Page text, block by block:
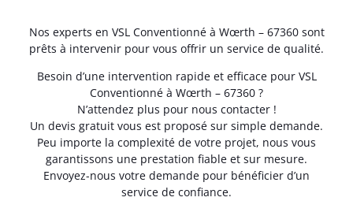
Nos experts en VSL Conventionné à Wœrth – 67360 sont
prêts à intervenir pour vous offrir un service de qualité.
Besoin d’une intervention rapide et efficace pour VSL
Conventionné à Wœrth – 67360 ?
N’attendez plus pour nous contacter !
Un devis gratuit vous est proposé sur simple demande.
Peu importe la complexité de votre projet, nous vous
garantissons une prestation fiable et sur mesure.
Envoyez-nous votre demande pour bénéficier d’un
service de confiance.